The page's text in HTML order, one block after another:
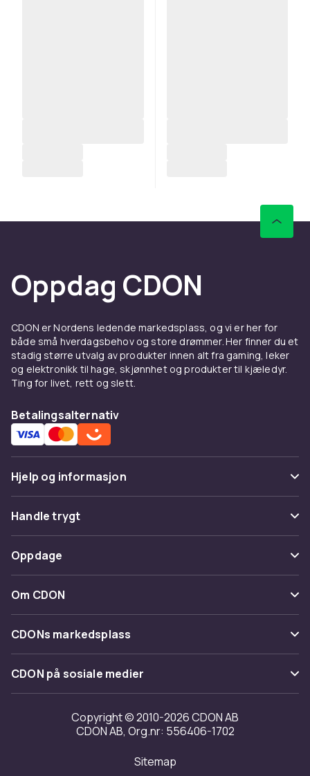
Oppdag CDON
CDON er Nordens ledende markedsplass, og vi er her for
både små hverdagsbehov og store drømmer. Her finner du et
stadig større utvalg av produkter innen alt fra gaming, leker
og elektronikk til hage, skjønnhet og produkter til kjæledyr.
Ting for livet, rett og slett.
Betalingsalternativ
Hjelp og informasjon
Vanlige spørsmål
Spor pakke
Angre & returner her
Kontakt oss
Handle trygt
Betaling
Levering
Tilbakekallinger
Oppdage
Kategorier
Varemerker
Om CDON
Om oss
Kundeanmeldelser
Jobbe på CDON
Investor relations
Tilgjengelighet
CDONs markedsplass
Merchant Help Center
CDON på sosiale medier
Copyright © 2010-2026 CDON AB
CDON AB, Org.nr: 556406-1702
Sitemap